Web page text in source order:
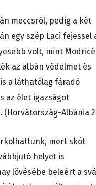
meccsről, pedig a két
egy szép Laci fejessel
volt, mint
az albán védelmet és
a láthatólag fáradó
az élet igazságot
Albánia
mert skót
helyet is
lövésébe beleért a